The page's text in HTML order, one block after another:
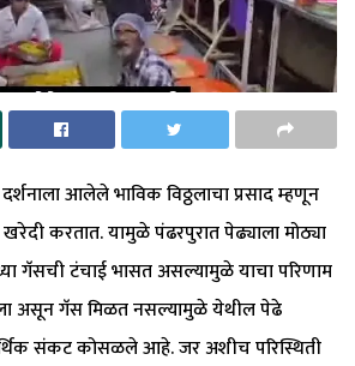
दर्शनाला आलेले भाविक विठ्ठलाचा प्रसाद म्हणून
करतात. यामुळे पंढरपुरात पेढ्याला मोठ्या
गॅसची टंचाई भासत असल्यामुळे याचा परिणाम
असून गॅस मिळत नसल्यामुळे येथील पेढे
संकट कोसळले आहे. जर अशीच परिस्थिती